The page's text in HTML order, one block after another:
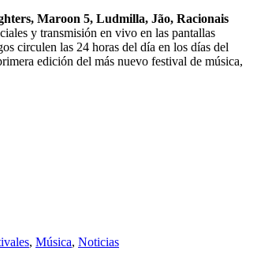
Maroon 5, Ludmilla, Jão, Racionais
y transmisión en vivo en las pantallas
circulen las 24 horas del día en los días del
edición del más nuevo festival de música,
, Música, Noticias